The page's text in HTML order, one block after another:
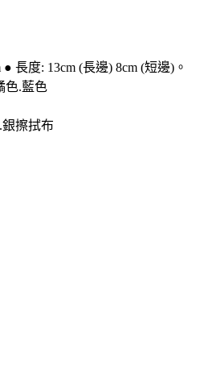
長度: 13cm (長邊) 8cm (短邊)。
色.藍色
擦拭布